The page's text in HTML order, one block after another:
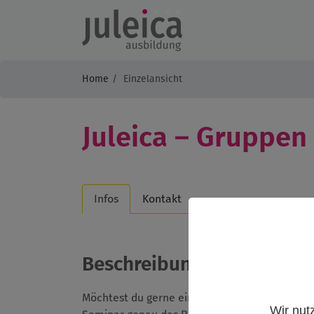
Wir
Home Einzelansicht
Juleica –
Infos Kontakt
Beschreibung
Möchtest du gerne eine Gruppe leiten und